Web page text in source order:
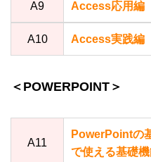
A9 Access応用編
A10 Access実践編
＜POWERPOINT＞
A11
PowerPointの
で使える基礎機